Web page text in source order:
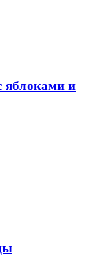
яблоками и